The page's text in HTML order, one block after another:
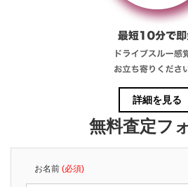
詳細を見る
無料査定フ
お名前 (必須)